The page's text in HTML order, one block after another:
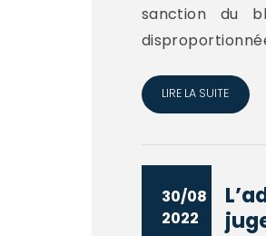
sanction du
LIRE LA SUITE
30/08
2022